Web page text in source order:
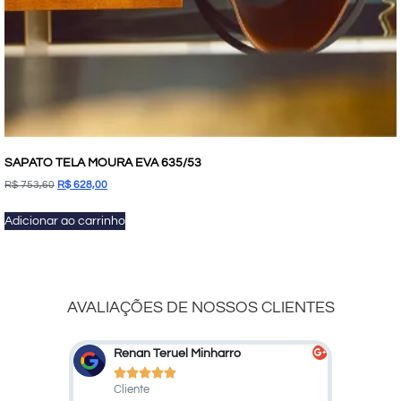
SAPATO TELA MOURA EVA 635/53
R$753,60 R$628,00
Adicionar ao carrinho
AVALIAÇÕES DE NOSSOS CLIENTES
Teruel Minharro
Marcelo Marcato